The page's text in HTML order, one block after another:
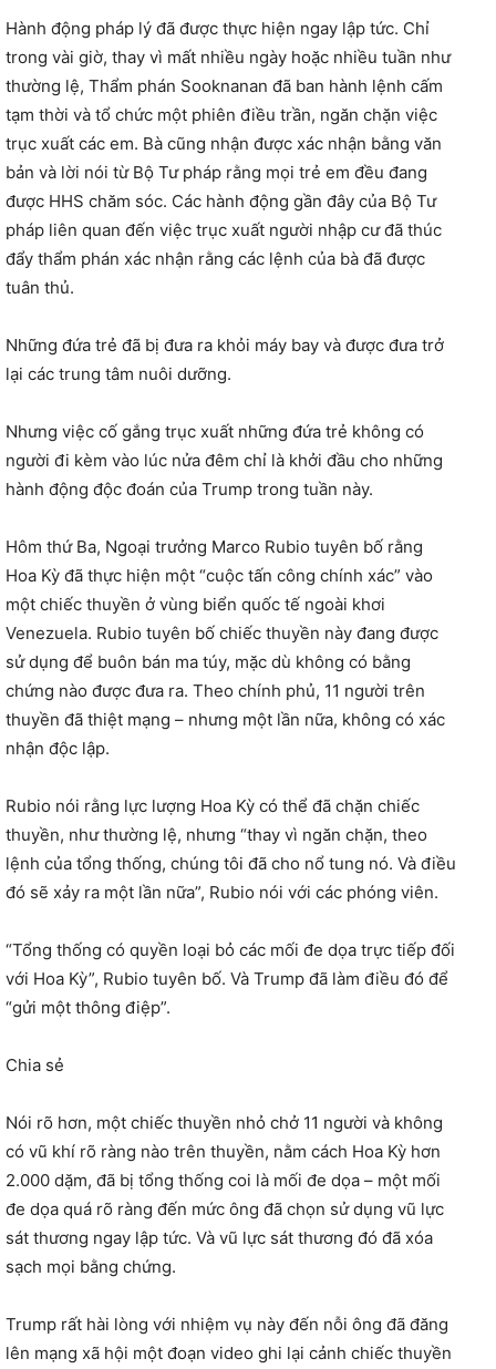
Hành động pháp lý đã được thực hiện ngay lập tức. Chỉ
trong vài giờ, thay vì mất nhiều ngày hoặc nhiều tuần như
thường lệ, Thẩm phán Sooknanan đã ban hành lệnh cấm
tạm thời và tổ chức một phiên điều trần, ngăn chặn việc
trục xuất các em. Bà cũng nhận được xác nhận bằng văn
bản và lời nói từ Bộ Tư pháp rằng mọi trẻ em đều đang
được HHS chăm sóc. Các hành động gần đây của Bộ Tư
pháp liên quan đến việc trục xuất người nhập cư đã thúc
đẩy thẩm phán xác nhận rằng các lệnh của bà đã được
tuân thủ.
Những đứa trẻ đã bị đưa ra khỏi máy bay và được đưa trở
lại các trung tâm nuôi dưỡng.
Nhưng việc cố gắng trục xuất những đứa trẻ không có
người đi kèm vào lúc nửa đêm chỉ là khởi đầu cho những
hành động độc đoán của Trump trong tuần này.
Hôm thứ Ba, Ngoại trưởng Marco Rubio tuyên bố rằng
Hoa Kỳ đã thực hiện một “cuộc tấn công chính xác” vào
một chiếc thuyền ở vùng biển quốc tế ngoài khơi
Venezuela. Rubio tuyên bố chiếc thuyền này đang được
sử dụng để buôn bán ma túy, mặc dù không có bằng
chứng nào được đưa ra. Theo chính phủ, 11 người trên
thuyền đã thiệt mạng – nhưng một lần nữa, không có xác
nhận độc lập.
Rubio nói rằng lực lượng Hoa Kỳ có thể đã chặn chiếc
thuyền, như thường lệ, nhưng “thay vì ngăn chặn, theo
lệnh của tổng thống, chúng tôi đã cho nổ tung nó. Và điều
đó sẽ xảy ra một lần nữa”, Rubio nói với các phóng viên.
“Tổng thống có quyền loại bỏ các mối đe dọa trực tiếp đối
với Hoa Kỳ”, Rubio tuyên bố. Và Trump đã làm điều đó để
“gửi một thông điệp”.
Chia sẻ
Nói rõ hơn, một chiếc thuyền nhỏ chở 11 người và không
có vũ khí rõ ràng nào trên thuyền, nằm cách Hoa Kỳ hơn
2.000 dặm, đã bị tổng thống coi là mối đe dọa – một mối
đe dọa quá rõ ràng đến mức ông đã chọn sử dụng vũ lực
sát thương ngay lập tức. Và vũ lực sát thương đó đã xóa
sạch mọi bằng chứng.
Trump rất hài lòng với nhiệm vụ này đến nỗi ông đã đăng
lên mạng xã hội một đoạn video ghi lại cảnh chiếc thuyền